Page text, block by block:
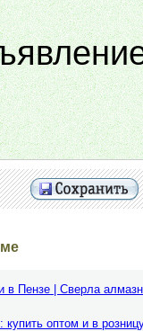
в Пензе | Сверла
оптом и в